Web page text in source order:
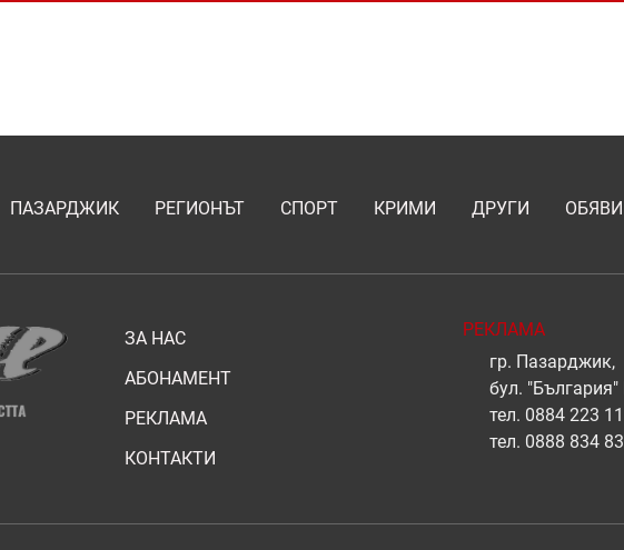
ПАЗАРДЖИК РЕГИОНЪТ СПОРТ КРИМИ ДРУГИ ОБЯВИ
ЗА НАС
АБОНАМЕНТ
РЕКЛАМА
КОНТАКТИ
РЕКЛАМА
гр. Пазарджик,
бул. "България"
тел. 0884 223
тел. 0888 834